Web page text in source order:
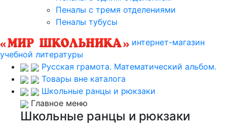
Пеналы с тремя отделениями
Пеналы тубусы
интернет-магазин
учебной литературы
Русская грамота. Математический альбом.
Товары вне каталога
Школьные ранцы и рюкзаки
Главное меню
Школьные ранцы и рюкзаки